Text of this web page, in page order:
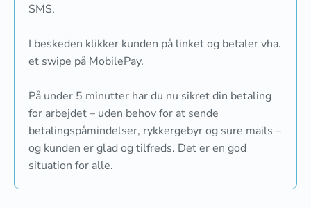
SMS.
I beskeden klikker kunden på linket og betaler vha.
et swipe på MobilePay.
På under 5 minutter har du nu sikret din betaling
for arbejdet – uden behov for at sende
betalingspåmindelser, rykkergebyr og sure mails –
og kunden er glad og tilfreds. Det er en god
situation for alle.